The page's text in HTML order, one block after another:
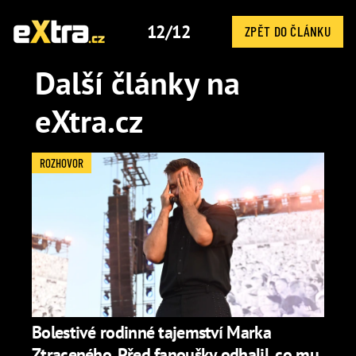
12/12 ZPĚT DO ČLÁNKU
Další články na
eXtra.cz
Bolestivé rodinné tajemství Marka
ROZHOVOR